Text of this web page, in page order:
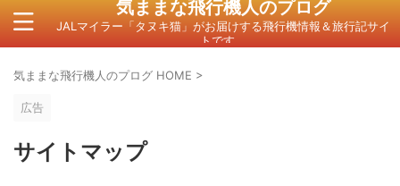
気ままな飛行機人のプログ
JALマイラー「タヌキ猫」がお届けする飛行機情報＆旅行記サイ
トです。
気ままな飛行機人のプログ HOME >
広告
サイトマップ